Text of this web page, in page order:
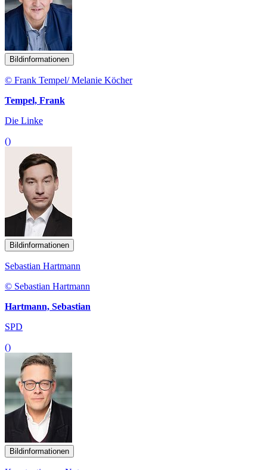
Bildinformationen
© Frank Tempel/ Melanie Köcher
Tempel, Frank
Die Linke
()
Bildinformationen
Sebastian Hartmann
© Sebastian Hartmann
Hartmann, Sebastian
SPD
()
Bildinformationen